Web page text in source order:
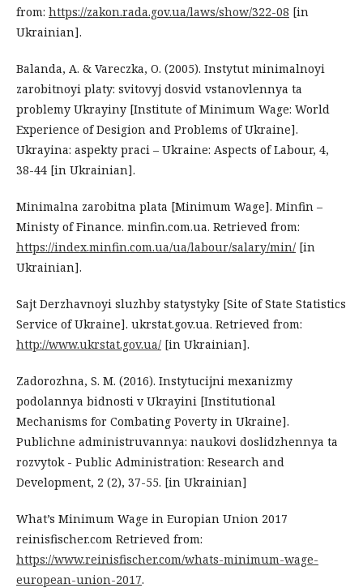
from: https://zakon.rada.gov.ua/laws/show/322-08 [in
Ukrainian].
Balanda, A. & Vareczka, O. (2005). Instytut minimalnoyi
zarobitnoyi platy: svitovyj dosvid vstanovlennya ta
problemy Ukrayiny [Institute of Minimum Wage: World
Experience of Desigion and Problems of Ukraine].
Ukrayina: aspekty praci – Ukraine: Aspects of Labour, 4,
38-44 [in Ukrainian].
Minimalna zarobitna plata [Minimum Wage]. Minfin –
Ministy of Finance. minfin.com.ua. Retrieved from:
https://index.minfin.com.ua/ua/labour/salary/min/ [in
Ukrainian].
Sajt Derzhavnoyi sluzhby statystyky [Site of State Statistics
Service of Ukraine]. ukrstat.gov.ua. Retrieved from:
http://www.ukrstat.gov.ua/ [in Ukrainian].
Zadorozhna, S. M. (2016). Instytucijni mexanizmy
podolannya bidnosti v Ukrayini [Institutional
Mechanisms for Combating Poverty in Ukraine].
Publichne administruvannya: naukovi doslidzhennya ta
rozvytok - Public Administration: Research and
Development, 2 (2), 37-55. [in Ukrainian]
What’s Minimum Wage in Europian Union 2017
reinisfischer.com Retrieved from:
https://www.reinisfischer.com/whats-minimum-wage-
european-union-2017.